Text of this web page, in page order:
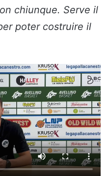
chiunque. Serve il
poter costruire il